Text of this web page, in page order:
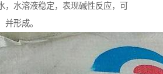
，水溶液稳定，表现碱性反应，可
并形成。